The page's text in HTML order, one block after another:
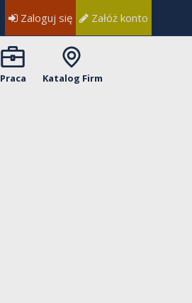
Zaloguj się Załóż konto
Praca Katalog Firm